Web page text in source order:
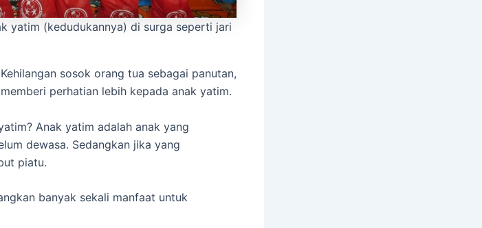
yatim (kedudukannya) di surga seperti jari
sosok orang tua sebagai panutan,
perhatian lebih kepada anak yatim.
Anak yatim adalah anak yang
dewasa. Sedangkan jika yang
piatu.
banyak sekali manfaat untuk